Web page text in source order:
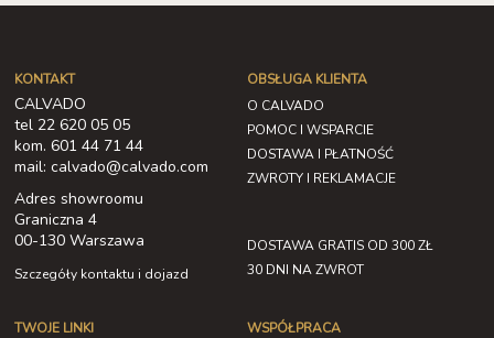
KONTAKT
CALVADO
tel 22 620 05 05
kom. 601 44 71 44
mail: calvado@calvado.com
Adres showroomu
Graniczna 4
00-130 Warszawa
Szczegóły kontaktu i dojazd
OBSŁUGA KLIENTA
O CALVADO
POMOC I WSPARCIE
DOSTAWA I PŁATNOŚĆ
ZWROTY I REKLAMACJE
DOSTAWA GRATIS OD 300 ZŁ
30 DNI NA ZWROT
TWOJE LINKI
WSPÓŁPRACA